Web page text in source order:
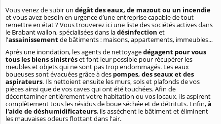
Vous venez de subir un dégât des eaux, de mazout ou un incendie
et vous avez besoin en urgence d’une entreprise capable de tout
remettre en état ? Vous trouverez ici une liste des sociétés actives dans
le Brabant wallon, spécialisées dans ladésinfection et
l'assainissementde bâtiments : maisons, appartements, immeubles...
Après une inondation, les agents de nettoyagedégagent pour vous
tous les biens sinistréset font leur possible pour récupérer les
meubles et objets qui ne sont pas trop endommagés. Les eaux
boueuses sont évacuées grâce à des pompes, des seaux et des
aspirateurs. Ils nettoient ensuite les murs, sols et plafonds de vos
pièces ainsi que de vos caves qui ont été touchées. Afin de
décontaminer entièrement votre habitation ou vos locaux, ils aspirent
complètement tous les résidus de boue séchée et de détrituts. Enfin,à
l'aide de déshumidificateurs, ils assèchent le bâtiment et éliminent
les mauvaises odeurs flottant dans l'air.